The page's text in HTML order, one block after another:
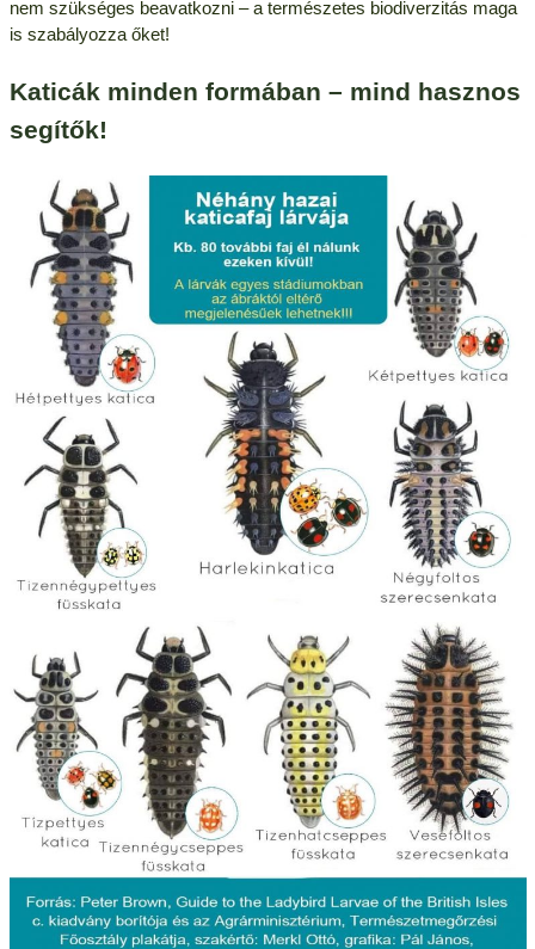
nem szükséges beavatkozni – a természetes biodiverzitás maga
is szabályozza őket!
Katicák minden formában – mind hasznos
segítők!